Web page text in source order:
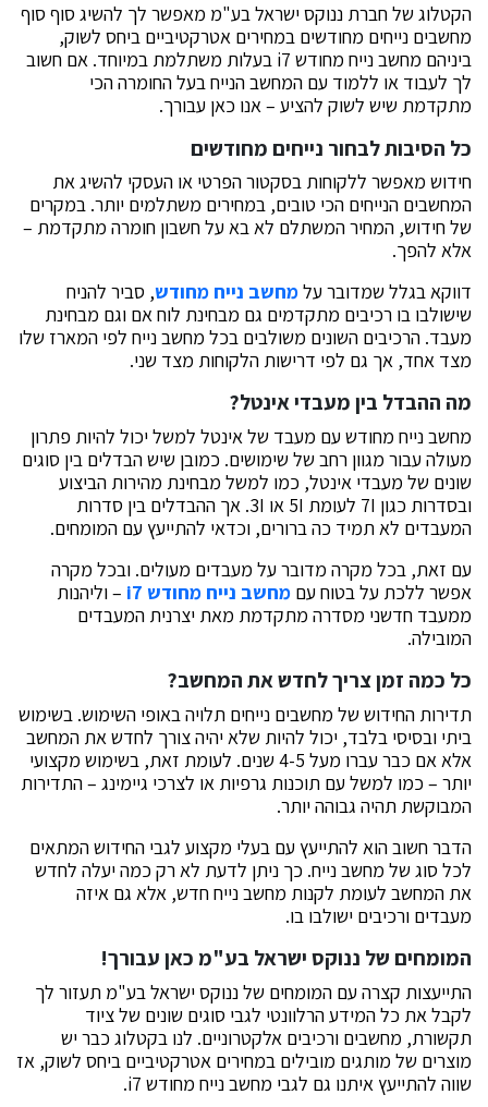
הקטלוג של חברת ננוקס ישראל בע"מ מאפשר לך להשיג סוף סוף
מחשבים נייחים מחודשים במחירים אטרקטיביים ביחס לשוק,
ביניהם מחשב נייח מחודש i7 בעלות משתלמת במיוחד. אם חשוב
לך לעבוד או ללמוד עם המחשב הנייח בעל החומרה הכי
מתקדמת שיש לשוק להציע – אנו כאן עבורך.
כל הסיבות לבחור נייחים מחודשים
חידוש מאפשר ללקוחות בסקטור הפרטי או העסקי להשיג את
המחשבים הנייחים הכי טובים, במחירים משתלמים יותר. במקרים
של חידוש, המחיר המשתלם לא בא על חשבון חומרה מתקדמת –
אלא להפך.
דווקא בגלל שמדובר עלמחשב נייח מחודש, סביר להניח
שישולבו בו רכיבים מתקדמים גם מבחינת לוח אם וגם מבחינת
מעבד. הרכיבים השונים משולבים בכל מחשב נייח לפי המארז שלו
מצד אחד, אך גם לפי דרישות הלקוחות מצד שני.
מה ההבדל בין מעבדי אינטל?
מחשב נייח מחודש עם מעבד של אינטל למשל יכול להיות פתרון
מעולה עבור מגוון רחב של שימושים. כמובן שיש הבדלים בין סוגים
שונים של מעבדי אינטל, כמו למשל מבחינת מהירות הביצוע
ובסדרות כגון 7I לעומת 5I או 3I. אך ההבדלים בין סדרות
המעבדים לא תמיד כה ברורים, וכדאי להתייעץ עם המומחים.
עם זאת, בכל מקרה מדובר על מעבדים מעולים. ובכל מקרה
אפשר ללכת על בטוח עם מחשב נייח מחודש i7
– וליהנות
ממעבד חדשני מסדרה מתקדמת מאת יצרנית המעבדים
המובילה.
כל כמה זמן צריך לחדש את המחשב?
תדירות החידוש של מחשבים נייחים תלויה באופי השימוש. בשימוש
ביתי ובסיסי בלבד, יכול להיות שלא יהיה צורך לחדש את המחשב
אלא אם כבר עברו מעל 4-5 שנים. לעומת זאת, בשימוש מקצועי
יותר – כמו למשל עם תוכנות גרפיות או לצרכי גיימינג – התדירות
המבוקשת תהיה גבוהה יותר.
הדבר חשוב הוא להתייעץ עם בעלי מקצוע לגבי החידוש המתאים
לכל סוג של מחשב נייח. כך ניתן לדעת לא רק כמה יעלה לחדש
את המחשב לעומת לקנות מחשב נייח חדש, אלא גם איזה
מעבדים ורכיבים ישולבו בו.
המומחים של ננוקס ישראל בע"מ כאן עבורך!
התייעצות קצרה עם המומחים של ננוקס ישראל בע"מ תעזור לך
לקבל את כל המידע הרלוונטי לגבי סוגים שונים של ציוד
תקשורת, מחשבים ורכיבים אלקטרוניים. לנו בקטלוג כבר יש
מוצרים של מותגים מובילים במחירים אטרקטיביים ביחס לשוק, אז
שווה להתייעץ איתנו גם לגבי מחשב נייח מחודש i7.